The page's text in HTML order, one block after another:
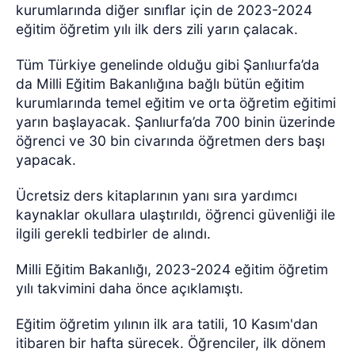
kurumlarında diğer sınıflar için de 2023-2024
eğitim öğretim yılı ilk ders zili yarın çalacak.
Tüm Türkiye genelinde olduğu gibi Şanlıurfa’da
da Milli Eğitim Bakanlığına bağlı bütün eğitim
kurumlarında temel eğitim ve orta öğretim eğitimi
yarın başlayacak. Şanlıurfa’da 700 binin üzerinde
öğrenci ve 30 bin civarında öğretmen ders başı
yapacak.
Ücretsiz ders kitaplarının yanı sıra yardımcı
kaynaklar okullara ulaştırıldı, öğrenci güvenliği ile
ilgili gerekli tedbirler de alındı.
Milli Eğitim Bakanlığı, 2023-2024 eğitim öğretim
yılı takvimini daha önce açıklamıştı.
Eğitim öğretim yılının ilk ara tatili, 10 Kasım'dan
itibaren bir hafta sürecek. Öğrenciler, ilk dönem